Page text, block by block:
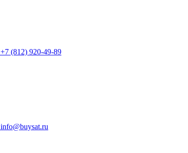
+7 (812) 920-49-89
info@buysat.ru